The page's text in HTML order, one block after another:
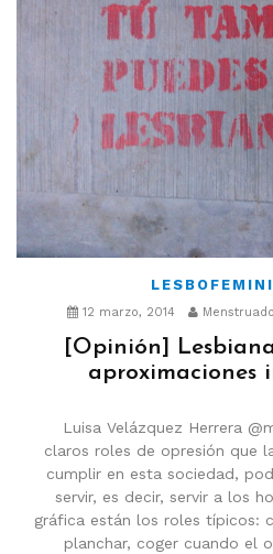
12 marzo, 2014
[Opinión]
aproximaciones
Luisa Velázquez Herrera
claros roles de opresión que
cumplir en esta sociedad,
servir, es decir, servir a los
gráfica están los roles típicos:
planchar, coger cuando el